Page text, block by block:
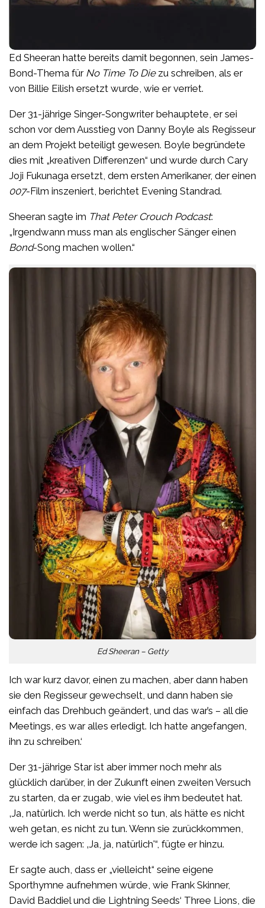
Ed Sheeran hatte bereits damit begonnen, sein James-
Bond-Thema für No Time To Die zu schreiben, als er
von Billie Eilish ersetzt wurde, wie er verriet.
Der 31-jährige Singer-Songwriter behauptete, er sei
schon vor dem Ausstieg von Danny Boyle als Regisseur
an dem Projekt beteiligt gewesen. Boyle begründete
dies mit „kreativen Differenzen“ und wurde durch Cary
Joji Fukunaga ersetzt, dem ersten Amerikaner, der einen
007-Film inszeniert, berichtet Evening Standrad.
Sheeran sagte im That Peter Crouch Podcast:
„Irgendwann muss man als englischer Sänger einen
Bond-Song machen wollen.“
Ed Sheeran – Getty
Ich war kurz davor, einen zu machen, aber dann haben
sie den Regisseur gewechselt, und dann haben sie
einfach das Drehbuch geändert, und das war’s – all die
Meetings, es war alles erledigt. Ich hatte angefangen,
ihn zu schreiben.‘
Der 31-jährige Star ist aber immer noch mehr als
glücklich darüber, in der Zukunft einen zweiten Versuch
zu starten, da er zugab, wie viel es ihm bedeutet hat.
‚Ja, natürlich. Ich werde nicht so tun, als hätte es nicht
weh getan, es nicht zu tun. Wenn sie zurückkommen,
werde ich sagen: ‚Ja, ja, natürlich'“, fügte er hinzu.
Er sagte auch, dass er „vielleicht“ seine eigene
Sporthymne aufnehmen würde, wie Frank Skinner,
David Baddiel und die Lightning Seeds‘ Three Lions, die